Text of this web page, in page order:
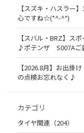
【スズキ・ハスラー
心ですね☆(*^-^*)
【スバル・BRZ】ス
♪ポテンザ S007Aご
【2026.8月】お出掛
の点検お忘れなく♪
カテゴリ
タイヤ関連（204）